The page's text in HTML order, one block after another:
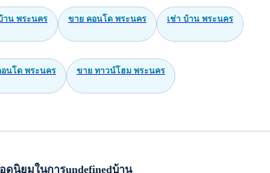
าน พระนคร ขาย คอนโด พระนคร เช่า บ้าน พระนคร
อนโด พระนคร ขาย ทาวน์โฮม พระนคร
ดนิยมในการundefinedบ้าน